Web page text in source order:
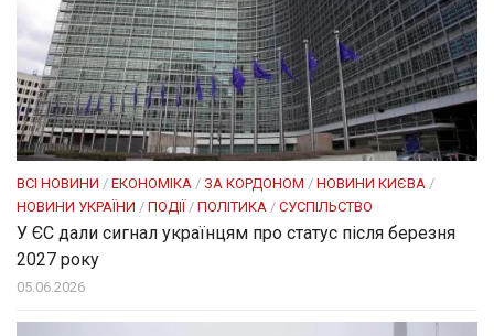
ВСІ НОВИНИ / ЕКОНОМІКА / ЗА КОРДОНОМ / НОВИНИ КИЄВА /
НОВИНИ УКРАЇНИ / ПОДІЇ/ ПОЛІТИКА / СУСПІЛЬСТВО
У ЄС дали сигнал українцям про статус після березня
2027 року
05.06.2026